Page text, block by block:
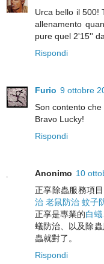
Urca bello il 500!
allenamento
pure quel 2'15''
Rispondi
Furio 9 ottobre
Son contento
Bravo Lucky!
Rispondi
Anonimo 10
正享除蟲服務項
治 老鼠防治 蚊子
正享是專業的白蟻
蟻防治、以及除
蟲就對了。
Rispondi